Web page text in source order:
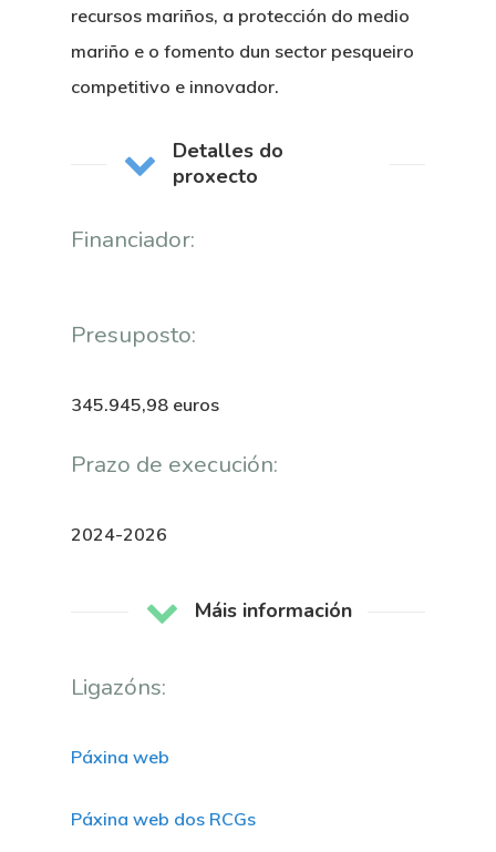
recursos mariños, a protección do medio
mariño e o fomento dun sector pesqueiro
competitivo e innovador.
Detalles do
proxecto
Financiador:
Presuposto:
345.945,98 euros
Prazo de execución:
2024-2026
Máis información
Ligazóns:
Páxina web
Páxina web dos RCGs